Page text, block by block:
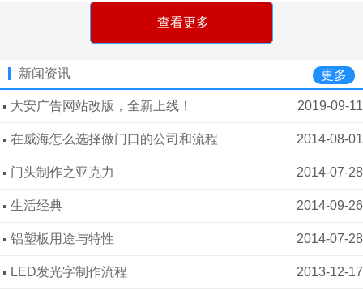
查看更多
新闻资讯 更多
2019-09-11
大安广告网站改版，全新上线！
2014-08-01
在威海怎么选择做门口的公司和流程
2014-07-28
门头制作之亚克力
2014-09-26
生活经典
2014-07-28
铝塑板用途与特性
2013-12-17
LED发光字制作流程